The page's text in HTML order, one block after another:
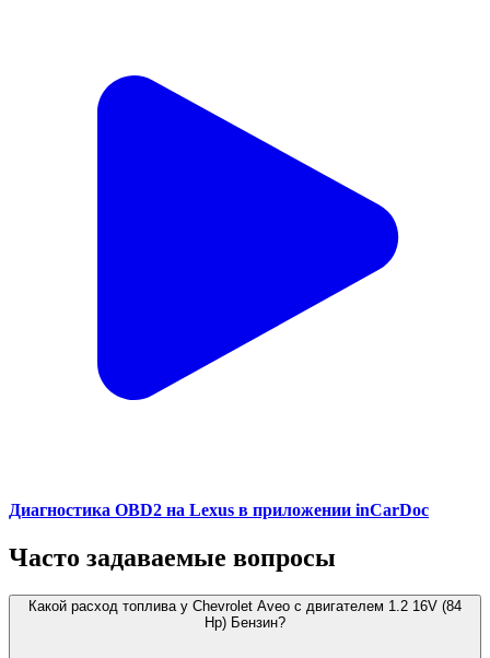
Диагностика OBD2 на Lexus в приложении inCarDoc
Часто задаваемые вопросы
Какой расход топлива у Chevrolet Aveo с двигателем 1.2 16V (84
Hp) Бензин?